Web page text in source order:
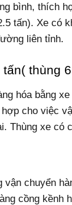
bình, thích
tấn). Xe có
liên tỉnh.
thùng
hóa bằng
cho việc
Thùng xe có
chuyển
cồng kềnh